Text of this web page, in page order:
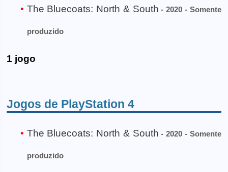
The Bluecoats: North & South - 2020 - Somente
produzido
1 jogo
Jogos de PlayStation 4
The Bluecoats: North & South - 2020 - Somente
produzido